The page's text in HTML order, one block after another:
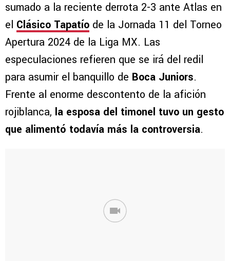
sumado a la reciente derrota 2-3 ante Atlas en
el Clásico Tapatío de la Jornada 11 del Torneo
Apertura 2024 de la Liga MX. Las
especulaciones refieren que se irá del redil
para asumir el banquillo de Boca Juniors.
Frente al enorme descontento de la afición
rojiblanca, la esposa del timonel tuvo un gesto
que alimentó todavía más la controversia.